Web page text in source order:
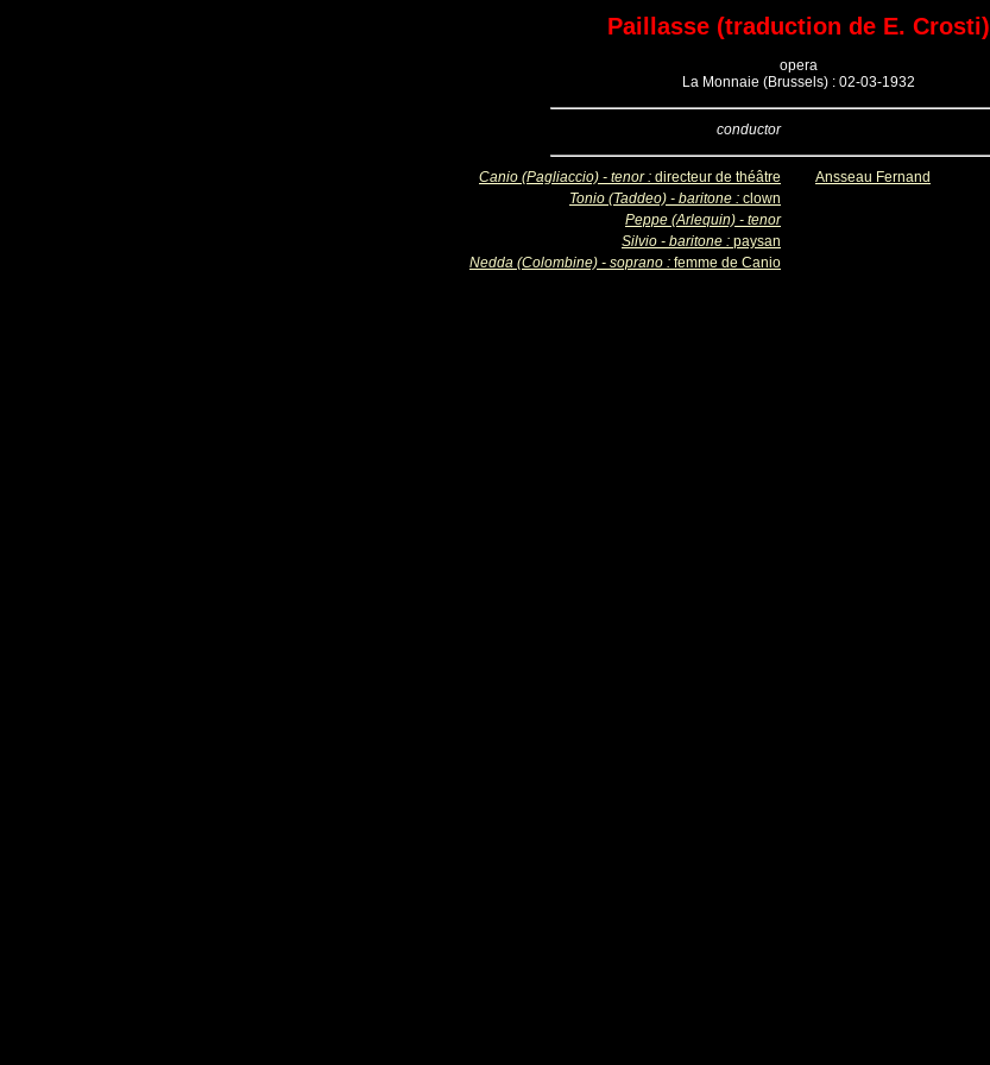
Paillasse (traduction de E. Crosti)
opera
La Monnaie (Brussels) : 02-03-1932
conductor
Canio (Pagliaccio) - tenor : directeur de théâtre
Ansseau Fernand
Tonio (Taddeo) - baritone : clown
Peppe (Arlequin) - tenor
Silvio - baritone : paysan
Nedda (Colombine) - soprano : femme de Canio